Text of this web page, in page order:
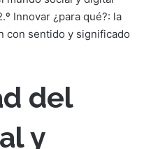
Innovar ¿para qué?: la
con sentido y significado
del
y